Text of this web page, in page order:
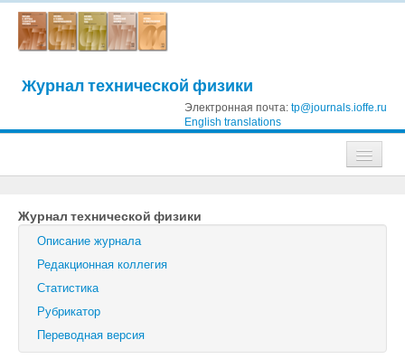
Журнал технической физики
Электронная почта: tp@journals.ioffe.ru
English translations
Журнал технической физики
Письма в Журнал технической физики
Физика твердого тела
Журнал технической физики
Описание журнала
Редакционная коллегия
Статистика
Рубрикатор
Переводная версия